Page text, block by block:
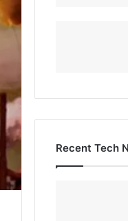
Recent Tech